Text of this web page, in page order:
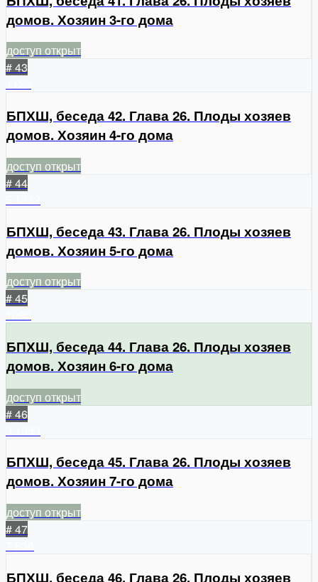
домов. Хозяин 3-го дома
доступ открыт
# 43
БПХШ, беседа 42. Глава 26. Плоды хозяев
домов. Хозяин 4-го дома
доступ открыт
# 44
БПХШ, беседа 43. Глава 26. Плоды хозяев
домов. Хозяин 5-го дома
доступ открыт
# 45
БПХШ, беседа 44. Глава 26. Плоды хозяев
домов. Хозяин 6-го дома
доступ открыт
# 46
БПХШ, беседа 45. Глава 26. Плоды хозяев
домов. Хозяин 7-го дома
доступ открыт
# 47
БПХШ, беседа 46. Глава 26. Плоды хозяев